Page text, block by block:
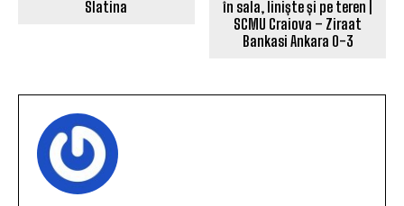
DANIEL CRUCERU